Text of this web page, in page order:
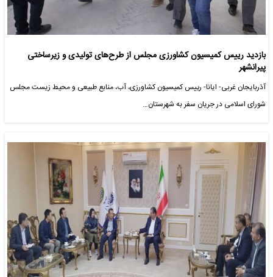
بازدید رییس کمیسیون کشاورزی مجلس از طرح‌های تولیدی و زیرساختی
پیرانشهر
آذربایجان غربی- ایانا- رییس کمیسیون کشاورزی، آب، منابع طبیعی و محیط‌ زیست مجلس
شورای اسلامی در جریان سفر به شهرستان…